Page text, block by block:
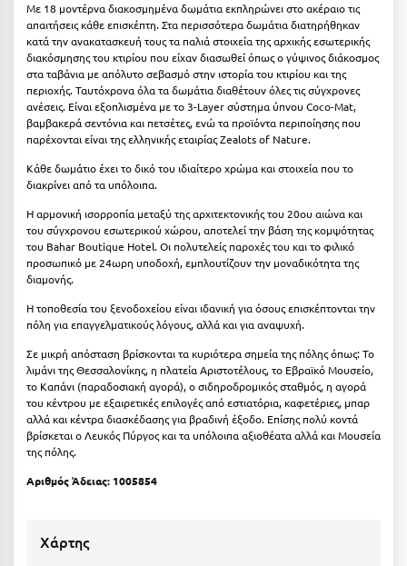
Κερατέα
Κέρκυρα
Κεφαλονιά
Κοζάνη
Κοκκώνι Κορινθίας
Κόνιτσα
Κόρινθος
Κορώνη
Κουρούτα Ηλείας
Κουφονήσια
Κρήτη
Κρουαζιέρες
Κύθηρα
Κύμη Ευβοίας
Με 18 μοντέρνα διακοσμημένα δωμάτια εκπληρώνει στο ακέραιο τις
απαιτήσεις κάθε επισκέπτη. Στα περισσότερα δωμάτια διατηρήθηκαν
κατά την ανακατασκευή τους τα παλιά στοιχεία της αρχικής εσωτερικής
διακόσμησης του κτιρίου που είχαν διασωθεί όπως ο γύψινος διάκοσμος
στα ταβάνια με απόλυτο σεβασμό στην ιστορία του κτιρίου και της
περιοχής. Ταυτόχρονα όλα τα δωμάτια διαθέτουν όλες τις σύγχρονες
ανέσεις. Είναι εξοπλισμένα με το 3-Layer σύστημα ύπνου Coco-Mat,
βαμβακερά σεντόνια και πετσέτες, ενώ τα προϊόντα περιποίησης που
παρέχονται είναι της ελληνικής εταιρίας Zealots of Nature.
Κάθε δωμάτιο έχει το δικό του ιδιαίτερο χρώμα και στοιχεία που το
διακρίνει από τα υπόλοιπα.
Η αρμονική ισορροπία μεταξύ της αρχιτεκτονικής του 20ου αιώνα και
του σύγχρονου εσωτερικού χώρου, αποτελεί την βάση της κομψότητας
του Bahar Boutique Hotel. Οι πολυτελείς παροχές του και το φιλικό
προσωπικό με 24ωρη υποδοχή, εμπλουτίζουν την μοναδικότητα της
διαμονής.
Η τοποθεσία του ξενοδοχείου είναι ιδανική για όσους επισκέπτονται την
πόλη για επαγγελματικούς λόγους, αλλά και για αναψυχή.
Σε μικρή απόσταση βρίσκονται τα κυριότερα σημεία της πόλης όπως: Το
λιμάνι της Θεσσαλονίκης, η πλατεία Αριστοτέλους, το Εβραϊκό Μουσείο,
το Καπάνι (παραδοσιακή αγορά), ο σιδηροδρομικός σταθμός, η αγορά
του κέντρου με εξαιρετικές επιλογές από εστιατόρια, καφετέριες, μπαρ
αλλά και κέντρα διασκέδασης για βραδινή έξοδο. Επίσης πολύ κοντά
βρίσκεται ο Λευκός Πύργος και τα υπόλοιπα αξιοθέατα αλλά και Μουσεία
της πόλης.
Αριθμός Άδειας: 1005854
Χάρτης